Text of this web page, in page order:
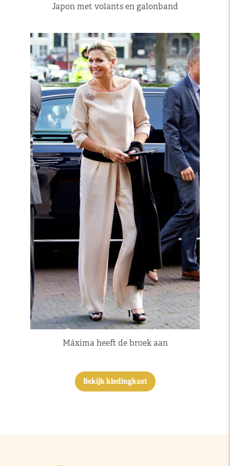
Japon met volants en galonband
Máxima heeft de broek aan
Bekijk kledingkast